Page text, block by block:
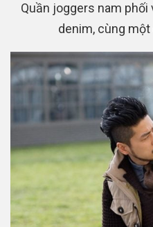
Quần joggers nam phối
denim, cùng